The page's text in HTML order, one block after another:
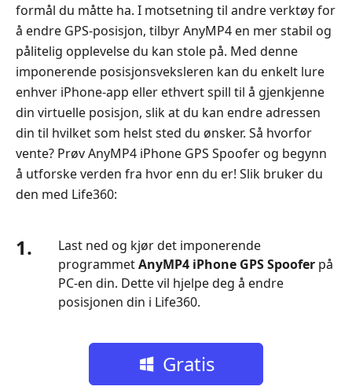
formål du måtte ha. I motsetning til andre verktøy for
å endre GPS‑posisjon, tilbyr AnyMP4 en mer stabil og
pålitelig opplevelse du kan stole på. Med denne
imponerende posisjonsveksleren kan du enkelt lure
enhver iPhone‑app eller ethvert spill til å gjenkjenne
din virtuelle posisjon, slik at du kan endre adressen
din til hvilket som helst sted du ønsker. Så hvorfor
vente? Prøv AnyMP4 iPhone GPS Spoofer og begynn
å utforske verden fra hvor enn du er! Slik bruker du
den med Life360:
1.
Last ned og kjør det imponerende
programmetAnyMP4 iPhone GPS Spoofer på
PC-en din. Dette vil hjelpe deg å endre
posisjonen din i Life360.
Gratis